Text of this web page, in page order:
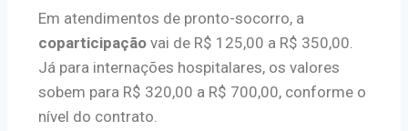
Em atendimentos de pronto-socorro, a
coparticipação vai de R$ 125,00 a R$ 350,00.
Já para internações hospitalares, os valores
sobem para R$ 320,00 a R$ 700,00, conforme o
nível do contrato.